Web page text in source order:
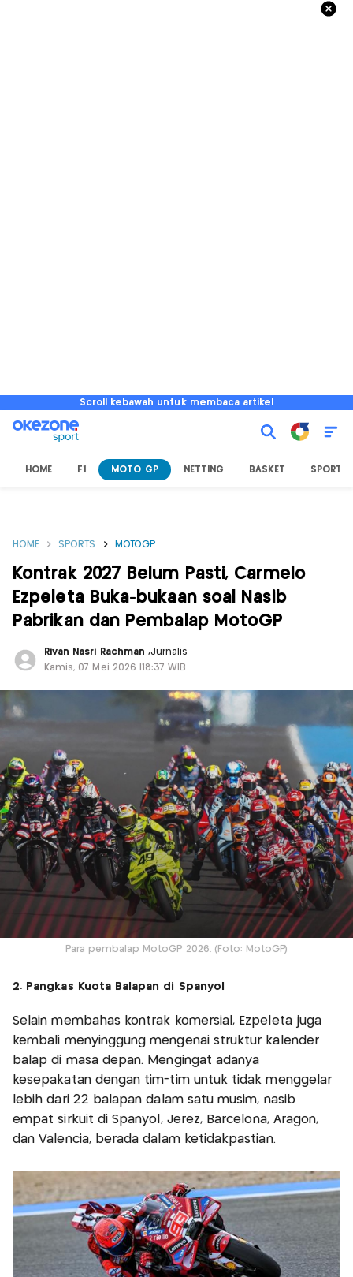
Scroll kebawah untuk membaca artikel
HOME F1 MOTO GP NETTING BASKET SPORT
HOME SPORTS MOTOGP
Kontrak 2027 Belum Pasti, Carmelo
Ezpeleta Buka-bukaan soal Nasib
Pabrikan dan Pembalap MotoGP
Rivan Nasri Rachman ,Jurnalis
Kamis, 07 Mei 2026 |18:37 WIB
Para pembalap MotoGP 2026. (Foto: MotoGP)
2. Pangkas Kuota Balapan di Spanyol
Selain membahas kontrak komersial, Ezpeleta juga
kembali menyinggung mengenai struktur kalender
balap di masa depan. Mengingat adanya
kesepakatan dengan tim-tim untuk tidak menggelar
lebih dari 22 balapan dalam satu musim, nasib
empat sirkuit di Spanyol, Jerez, Barcelona, Aragon,
dan Valencia, berada dalam ketidakpastian.